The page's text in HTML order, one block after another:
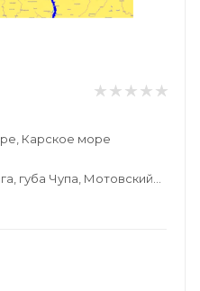
Карское море
губа Чупа, Мотовский
Печерской губы
Гыданская губа